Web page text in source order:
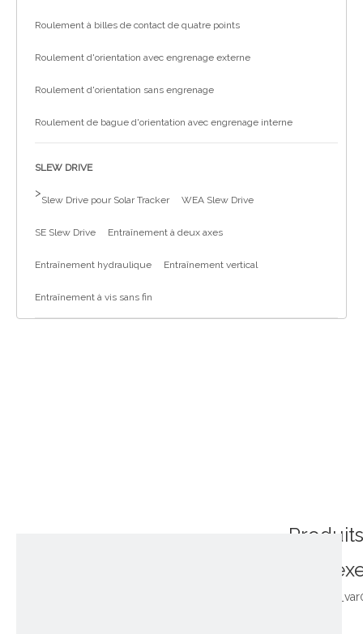
Roulement à billes de contact de quatre points
Roulement d'orientation avec engrenage externe
Roulement d'orientation sans engrenage
Roulement de bague d'orientation avec engrenage interne
SLEW DRIVE
>
Slew Drive pour Solar Tracker WEA Slew Drive
SE Slew Drive Entraînement à deux axes
Entraînement hydraulique Entraînement vertical
Entraînement à vis sans fin
Produits